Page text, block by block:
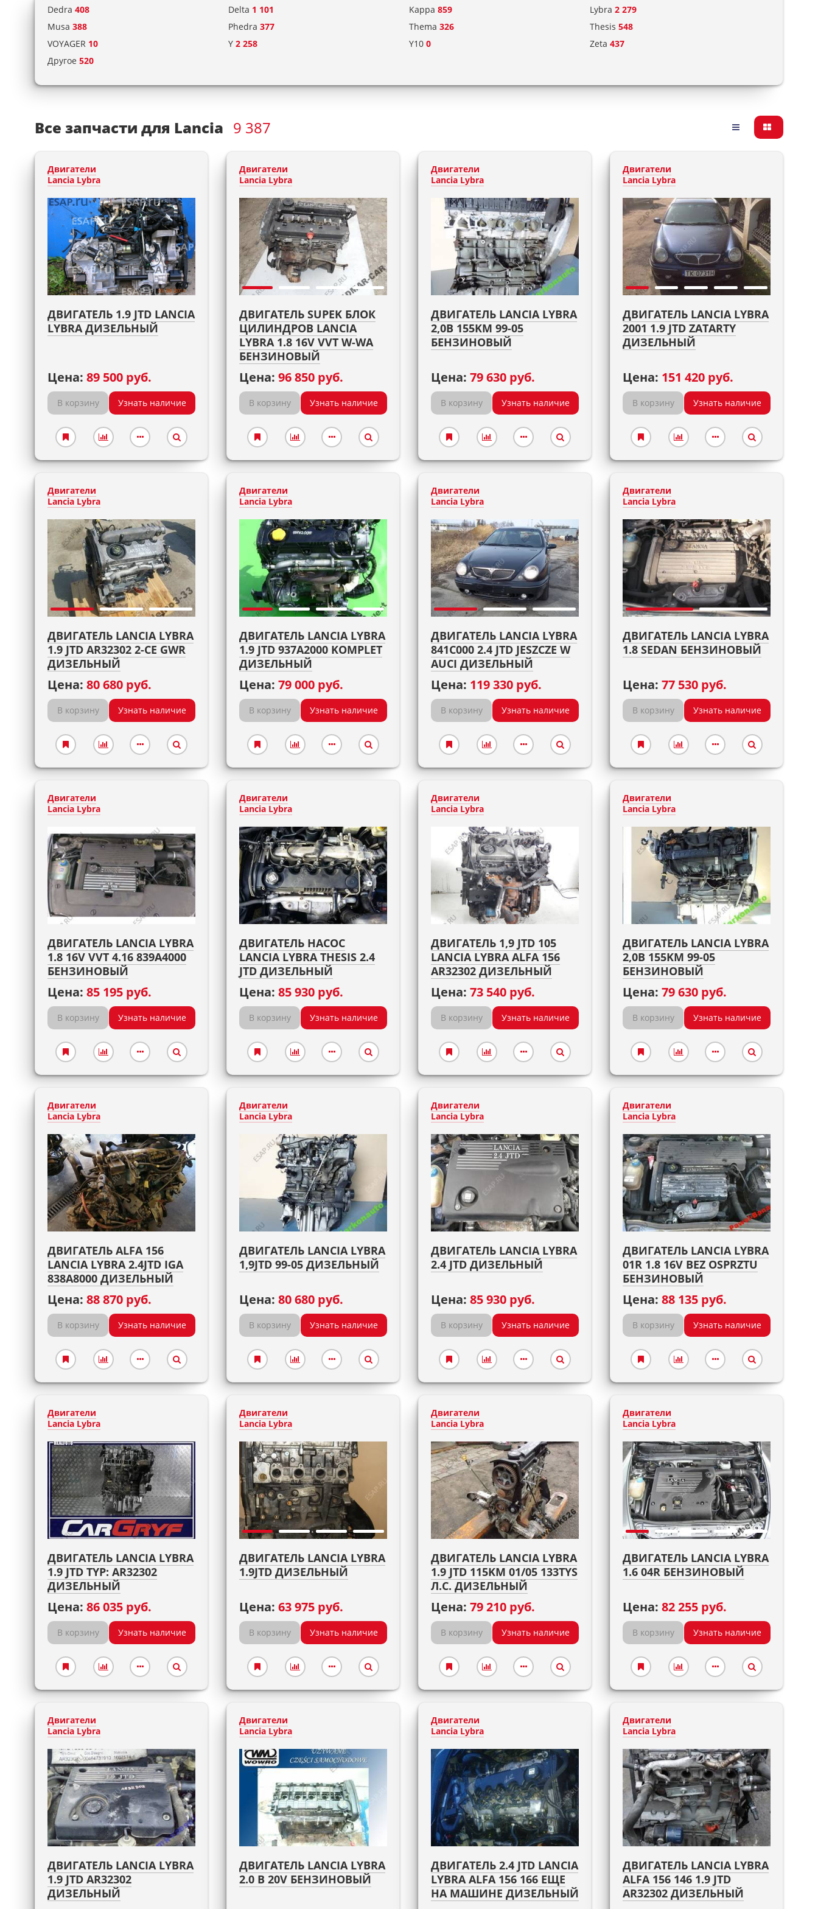
Dedra 408 Delta 1 101 Kappa 859 Lybra 2 279
Musa 388 Phedra 377 Thema 326 Thesis 548
VOYAGER 10 Y 2 258 Y10 0 Zeta 437
Другое 520
Все запчасти для Lancia 9 387
Двигатели
Lancia Lybra
ДВИГАТЕЛЬ 1.9 JTD LANCIA
LYBRA ДИЗЕЛЬНЫЙ
Цена: 89 500 руб.
В корзину Узнать наличие
Двигатели
Lancia Lybra
ДВИГАТЕЛЬ SUPEK БЛОК
ЦИЛИНДРОВ LANCIA
LYBRA 1.8 16V VVT W-WA
БЕНЗИНОВЫЙ
Цена: 96 850 руб.
В корзину Узнать наличие
Двигатели
Lancia Lybra
ДВИГАТЕЛЬ LANCIA LYBRA
2,0B 155KM 99-05
БЕНЗИНОВЫЙ
Цена: 79 630 руб.
В корзину Узнать наличие
Двигатели
Lancia Lybra
ДВИГАТЕЛЬ LANCIA LYBRA
2001 1.9 JTD ZATARTY
ДИЗЕЛЬНЫЙ
Цена: 151 420 руб.
В корзину Узнать наличие
Двигатели
Lancia Lybra
ДВИГАТЕЛЬ LANCIA LYBRA
1.9 JTD AR32302 2-CE GWR
ДИЗЕЛЬНЫЙ
Цена: 80 680 руб.
В корзину Узнать наличие
Двигатели
Lancia Lybra
ДВИГАТЕЛЬ LANCIA LYBRA
1.9 JTD 937A2000 KOMPLET
ДИЗЕЛЬНЫЙ
Цена: 79 000 руб.
В корзину Узнать наличие
Двигатели
Lancia Lybra
ДВИГАТЕЛЬ LANCIA LYBRA
841C000 2.4 JTD JESZCZE W
AUCI ДИЗЕЛЬНЫЙ
Цена: 119 330 руб.
В корзину Узнать наличие
Двигатели
Lancia Lybra
ДВИГАТЕЛЬ LANCIA LYBRA
1.8 SEDAN БЕНЗИНОВЫЙ
Цена: 77 530 руб.
В корзину Узнать наличие
Двигатели
Lancia Lybra
ДВИГАТЕЛЬ LANCIA LYBRA
1.8 16V VVT 4.16 839A4000
БЕНЗИНОВЫЙ
Цена: 85 195 руб.
В корзину Узнать наличие
Двигатели
Lancia Lybra
ДВИГАТЕЛЬ НАСОС
LANCIA LYBRA THESIS 2.4
JTD ДИЗЕЛЬНЫЙ
Цена: 85 930 руб.
В корзину Узнать наличие
Двигатели
Lancia Lybra
ДВИГАТЕЛЬ 1,9 JTD 105
LANCIA LYBRA ALFA 156
AR32302 ДИЗЕЛЬНЫЙ
Цена: 73 540 руб.
В корзину Узнать наличие
Двигатели
Lancia Lybra
ДВИГАТЕЛЬ LANCIA LYBRA
2,0B 155KM 99-05
БЕНЗИНОВЫЙ
Цена: 79 630 руб.
В корзину Узнать наличие
Двигатели
Lancia Lybra
ДВИГАТЕЛЬ ALFA 156
LANCIA LYBRA 2.4JTD IGA
838A8000 ДИЗЕЛЬНЫЙ
Цена: 88 870 руб.
В корзину Узнать наличие
Двигатели
Lancia Lybra
ДВИГАТЕЛЬ LANCIA LYBRA
1,9JTD 99-05 ДИЗЕЛЬНЫЙ
Цена: 80 680 руб.
В корзину Узнать наличие
Двигатели
Lancia Lybra
ДВИГАТЕЛЬ LANCIA LYBRA
2.4 JTD ДИЗЕЛЬНЫЙ
Цена: 85 930 руб.
В корзину Узнать наличие
Двигатели
Lancia Lybra
ДВИГАТЕЛЬ LANCIA LYBRA
01R 1.8 16V BEZ OSPRZTU
БЕНЗИНОВЫЙ
Цена: 88 135 руб.
В корзину Узнать наличие
Двигатели
Lancia Lybra
ДВИГАТЕЛЬ LANCIA LYBRA
1.9 JTD TYP: AR32302
ДИЗЕЛЬНЫЙ
Цена: 86 035 руб.
В корзину Узнать наличие
Двигатели
Lancia Lybra
ДВИГАТЕЛЬ LANCIA LYBRA
1.9JTD ДИЗЕЛЬНЫЙ
Цена: 63 975 руб.
В корзину Узнать наличие
Двигатели
Lancia Lybra
ДВИГАТЕЛЬ LANCIA LYBRA
1.9 JTD 115KM 01/05 133TYS
Л.С. ДИЗЕЛЬНЫЙ
Цена: 79 210 руб.
В корзину Узнать наличие
Двигатели
Lancia Lybra
ДВИГАТЕЛЬ LANCIA LYBRA
1.6 04R БЕНЗИНОВЫЙ
Цена: 82 255 руб.
В корзину Узнать наличие
Двигатели
Lancia Lybra
ДВИГАТЕЛЬ LANCIA LYBRA
1.9 JTD AR32302
ДИЗЕЛЬНЫЙ
Двигатели
Lancia Lybra
ДВИГАТЕЛЬ LANCIA LYBRA
2.0 B 20V БЕНЗИНОВЫЙ
Двигатели
Lancia Lybra
ДВИГАТЕЛЬ 2.4 JTD LANCIA
LYBRA ALFA 156 166 ЕЩЕ
НА МАШИНЕ ДИЗЕЛЬНЫЙ
Двигатели
Lancia Lybra
ДВИГАТЕЛЬ LANCIA LYBRA
ALFA 156 146 1.9 JTD
AR32302 ДИЗЕЛЬНЫЙ